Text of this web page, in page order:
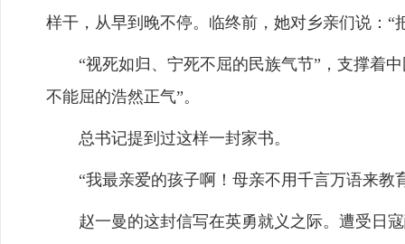
样干，从早到晚不停。临终前，她对乡亲们说：
“视死如归、宁死不屈的民族气节”，支撑着中
不能屈的浩然正气”。
总书记提到过这样一封家书。
“我最亲爱的孩子啊！母亲不用千言万语来教
赵一曼的这封信写在英勇就义之际。遭受日寇